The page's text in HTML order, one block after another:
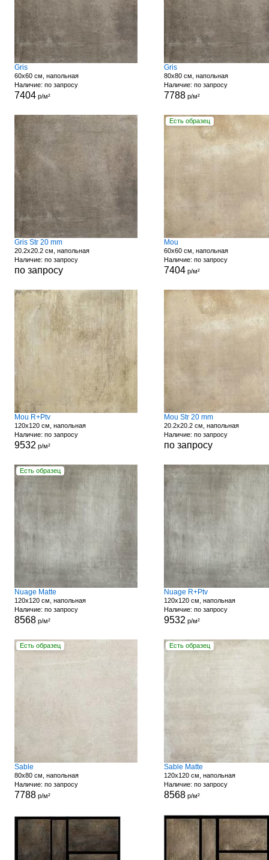
Gris
60x60 см, напольная
Наличие: по запросу
7404р/м²
Gris
80x80 см, напольная
Наличие: по запросу
7788р/м²
Gris Str 20 mm
20.2x20.2 см, напольная
Наличие: по запросу
по запросу
Есть образец
Mou
60x60 см, напольная
Наличие: по запросу
7404р/м²
Mou R+Ptv
120x120 см, напольная
Наличие: по запросу
9532 р/м²
Mou Str 20 mm
20.2x20.2 см, напольная
Наличие: по запросу
по запросу
Есть образец
Nuage Matte
120x120 см, напольная
Наличие: по запросу
8568р/м²
Nuage R+Ptv
120x120 см, напольная
Наличие: по запросу
9532 р/м²
Есть образец
Sable
80x80 см, напольная
Наличие: по запросу
7788р/м²
Есть образец
Sable Matte
120x120 см, напольная
Наличие: по запросу
8568р/м²